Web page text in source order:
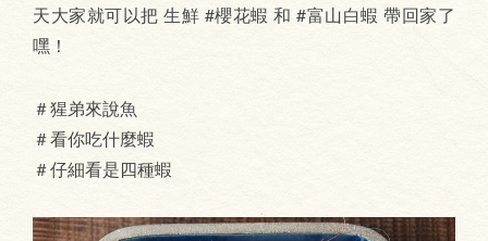
天大家就可以把 生鮮 #櫻花蝦 和 #富山白蝦 帶回家了
嘿！
＃猩弟來說魚
＃看你吃什麼蝦
＃仔細看是四種蝦